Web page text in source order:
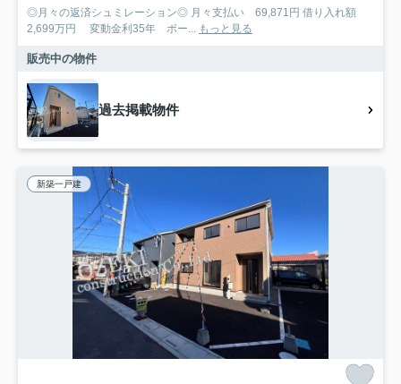
◎月々の返済シュミレーション◎ 月々支払い 69,871円 借り入れ額
2,699万円 変動金利35年 ボー...
もっと見る
販売中の物件
過去掲載物件
新築一戸建